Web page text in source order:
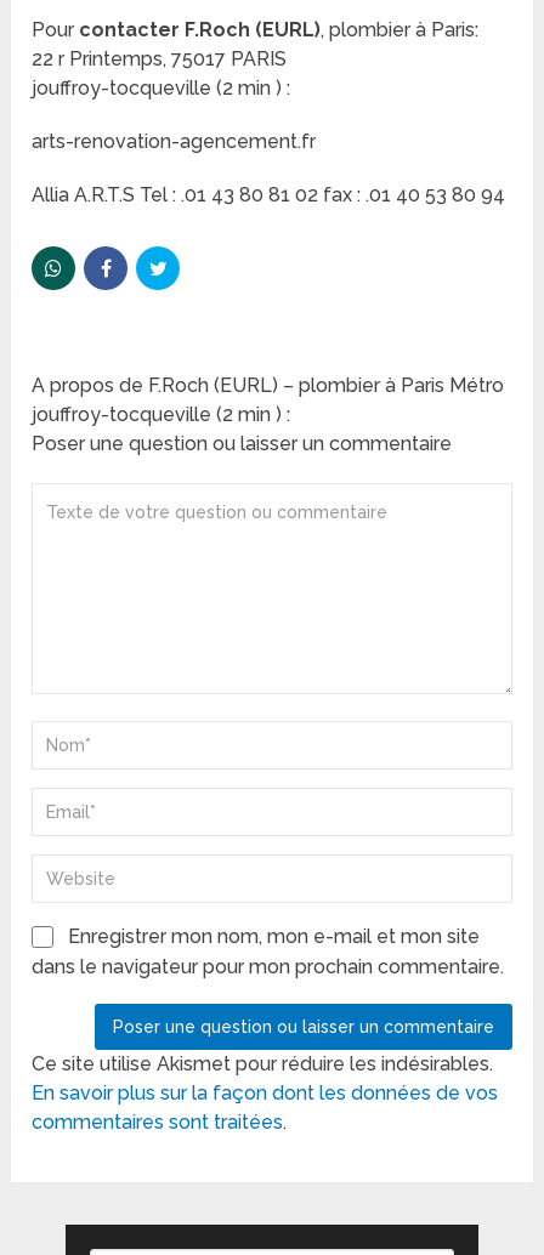
Pour contacter F.Roch (EURL), plombier à Paris:
22 r Printemps, 75017 PARIS
jouffroy-tocqueville (2 min ) :
arts-renovation-agencement.fr
Allia A.R.T.S Tel : .01 43 80 81 02 fax : .01 40 53 80 94
A propos de F.Roch (EURL) – plombier à Paris Métro
jouffroy-tocqueville (2 min ) :
Poser une question ou laisser un commentaire
Enregistrer mon nom, mon e-mail et mon site
dans le navigateur pour mon prochain commentaire.
Ce site utilise Akismet pour réduire les indésirables.
En savoir plus sur la façon dont les données de vos
commentaires sont traitées.